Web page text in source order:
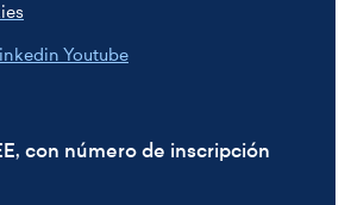
Youtube
con número de inscripción